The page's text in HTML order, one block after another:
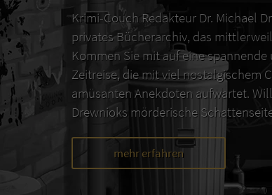
Krimi-Couch Redakteur Dr. Michael
privates Bücherarchiv, das
Kommen Sie mit auf eine
Zeitreise, die mit viel nostalgischem
amüsanten Anekdoten aufwartet.
Drewnioks mörderische
mehr erfahren